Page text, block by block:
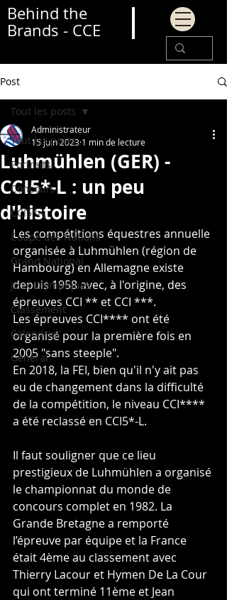
Behind the
Brands - CCE
Post
Tout les posts
Portraits
Concours
CCI5*-L
Coupe des Nations
Grand National
Jeux Olympiques
Classement
Calendrier
Général
Tout les posts
Luhmühlen (GER) -
CCI5*-L : un peu
d'histoire
Administrateur
15 juin 2023 1 min de lecture
Les compétitions équestres annuelle
organisée à Luhmühlen (région de
Hambourg) en Allemagne existe
depuis 1958 avec, à l'origine, des
épreuves CCI ** et CCI ***.
Les épreuves CCI**** ont été
organisé pour la première fois en
2005 "sans steeple".
En 2018, la FEI, bien qu'il n'y ait pas
eu de changement dans la difficulté
de la compétition, le niveau CCI****
a été reclassé en CCI5*-L.
Il faut souligner que ce lieu
prestigieux de Luhmühlen a organisé
le championnat du monde de
concours complet en 1982. La
Grande Bretagne a remporté
l’épreuve par équipe et la France
était 4ème au classement avec
Thierry Lacour et Hymen De La Cour
qui ont terminé 11ème et Jean